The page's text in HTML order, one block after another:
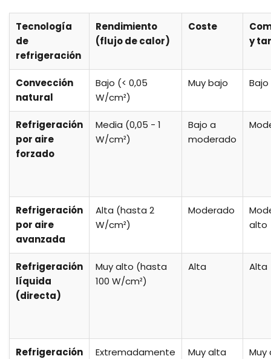
Tecnología
de
refrigeración
Rendimiento
(flujo de calor)
Coste
y
Convección
natural
Bajo (< 0,05
W/cm²)
Muy bajo Bajo
Refrigeración
por aire
forzado
Media (0,05 - 1
W/cm²)
Bajo a
moderado
Refrigeración
por aire
avanzada
Alta (hasta 2
W/cm²)
Moderado
alto
Refrigeración
líquida
(directa)
Muy alto (hasta
100 W/cm²)
Alta Alta
Refrigeración
Extremadamente
Muy alta Muy